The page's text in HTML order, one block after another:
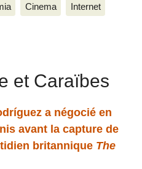
Cinema Internet
et Caraïbes
a négocié en
avant la capture de
britannique The